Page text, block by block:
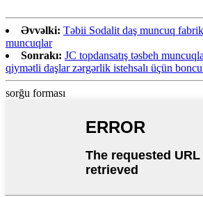
Əvvəlki: Təbii Sodalit daş muncuq
muncuqlar
Sonrakı: JC topdansatış təsbeh
qiymətli daşlar zərgərlik istehsalı üçün
sorğu forması